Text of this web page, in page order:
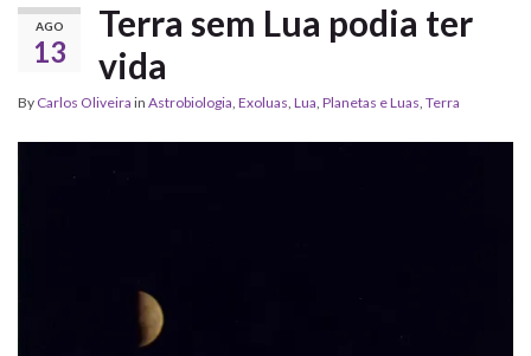
AGO
13
Terra sem Lua podia ter
vida
By Carlos Oliveira in Astrobiologia, Exoluas, Lua, Planetas e Luas, Terra